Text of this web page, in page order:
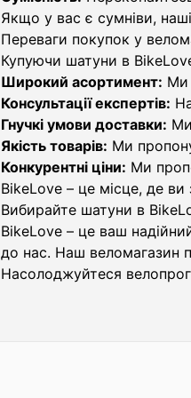
Якщо у вас є сумніви,
Переваги покупок у
Купуючи шатуни в
Широкий асортимент: Ми
Консультації експертів:
Гнучкі умови доставки:
Якість товарів: Ми
Конкурентні ціни: Ми
BikeLove – це місце, де
Вибирайте шатуни в
BikeLove – це ваш
до нас. Наш веломагазин
Насолоджуйтеся